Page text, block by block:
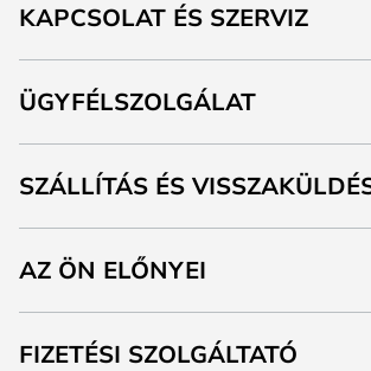
KAPCSOLAT ÉS SZERVIZ
ÜGYFÉLSZOLGÁLAT
SZÁLLÍTÁS ÉS
AZ ÖN ELŐNYEI
FIZETÉSI SZOLGÁLTATÓ